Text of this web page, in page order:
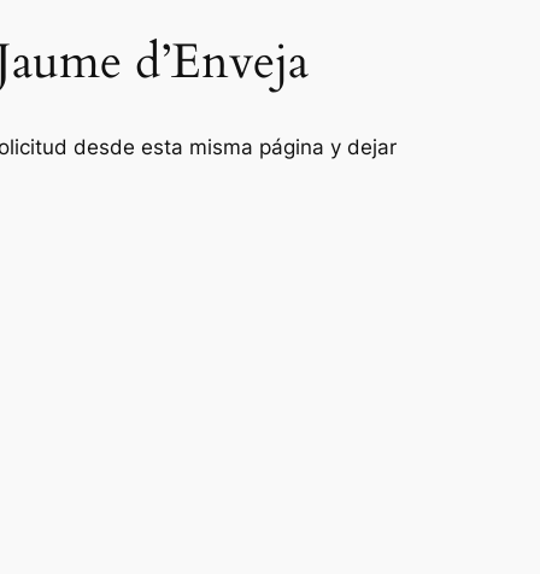
d’Enveja
desde esta misma página y dejar